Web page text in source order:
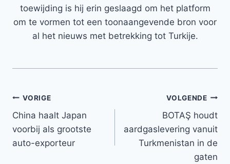
toewijding is hij erin geslaagd om het platform
om te vormen tot een toonaangevende bron voor
al het nieuws met betrekking tot Turkije.
Bericht
navigatie
VORIGE
China haalt Japan
voorbij als grootste
auto-exporteur
VOLGENDE
BOTAŞ houdt
aardgaslevering vanuit
Turkmenistan in de
gaten